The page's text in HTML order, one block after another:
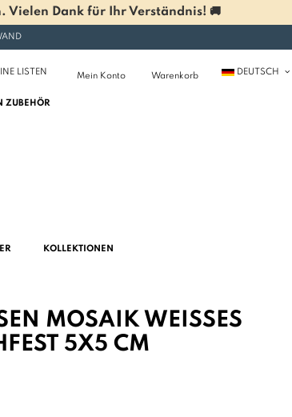
Vielen Dank für Ihr Verständnis! 🚚
LISTEN Mein Konto Warenkorb DEUTSCH
ZUBEHÖR
KOLLEKTIONEN
MOSAIK WEISSES N
5X5 CM A